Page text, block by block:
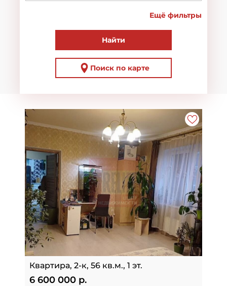
Ещё фильтры
Найти
Поиск по карте
Квартира, 2-к, 56 кв.м., 1 эт.
6 600 000 р.